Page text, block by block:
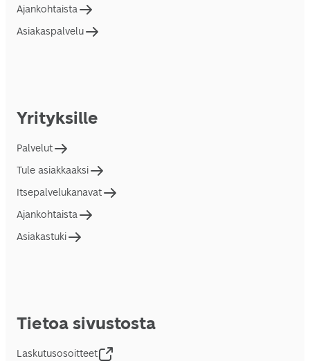
Ajankohtaista
Asiakaspalvelu
Yrityksille
Palvelut
Tule asiakkaaksi
Itsepalvelukanavat
Ajankohtaista
Asiakastuki
Tietoa sivustosta
Laskutusosoitteet